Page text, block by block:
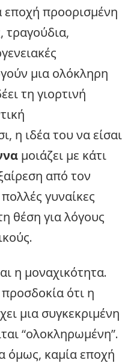
εποχή προορισμένη
τραγούδια,
μια ολόκληρη
τη γιορτινή
η ιδέα του να είσαι
μοιάζει με κάτι
από τον
γυναίκες
θέση για λόγους
η μοναχικότητα.
ότι η
μια συγκεκριμένη
“ολοκληρωμένη”.
όμως, καμία εποχή